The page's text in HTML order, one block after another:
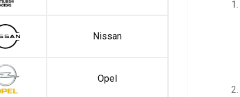
Nissan
Opel